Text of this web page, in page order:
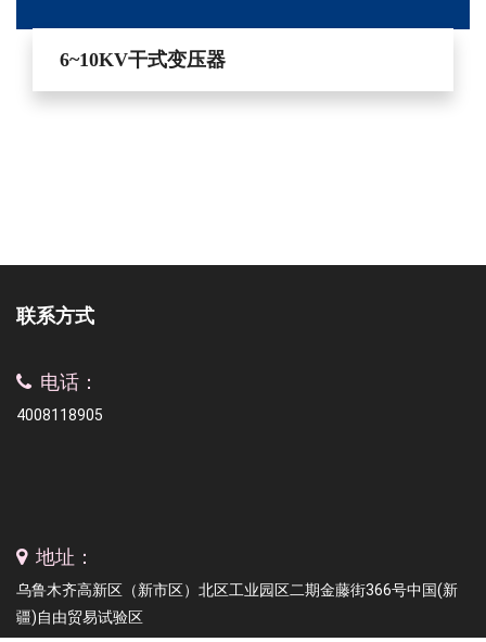
6~10KV干式变压器
联系方式
电话：
4008118905
地址：
乌鲁木齐高新区（新市区）北区工业园区二期金藤街366号中国(新
疆)自由贸易试验区